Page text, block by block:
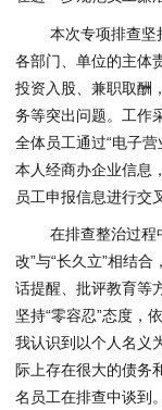
本次专项排查坚
各部门、单位的主体
投资入股、兼职取酬
务等突出问题。工作
全体员工通过“电子
本人经商办企业信息
员工申报信息进行交
在排查整治过程
改”与“长久立”相结
话提醒、批评教育等
坚持“零容忍”态度，
我认识到以个人名义
际上存在很大的债务
名员工在排查中谈到。